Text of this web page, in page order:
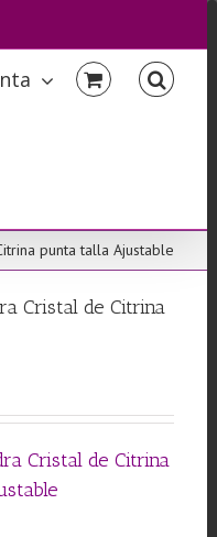
punta talla Ajustable
Cristal de Citrina
Cristal de Citrina